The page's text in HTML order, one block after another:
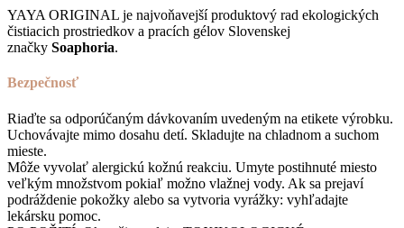
YAYA ORIGINAL je najvoňavejší produktový rad ekologických
čistiacich prostriedkov a pracích gélov Slovenskej
značky Soaphoria.
Bezpečnosť
Riaďte sa odporúčaným dávkovaním uvedeným na etikete výrobku.
Uchovávajte mimo dosahu detí. Skladujte na chladnom a suchom
mieste.
Môže vyvolať alergickú kožnú reakciu. Umyte postihnuté miesto
veľkým množstvom pokiaľ možno vlažnej vody. Ak sa prejaví
podráždenie pokožky alebo sa vytvoria vyrážky: vyhľadajte
lekársku pomoc.